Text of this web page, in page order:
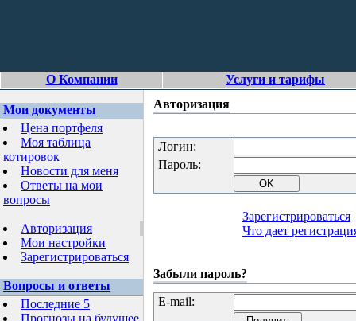
О Компании Услуги и тарифы
Мои документы
Цена портфеля
Моя таблица
котировок
Новости для меня
Ответы на мои
вопросы
Авторизация
Мои настройки
Зарегистрироваться
Вопросы и ответы
Последние 5
Прогнозы на будущее
Авторизация
Логин:
Пароль:
Зарегистрироваться
Что дает
Забыли пароль?
E-mail: